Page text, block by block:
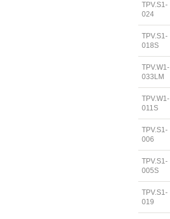
TPV.S1-
024
TPV.S1-
018S
TPV.W1-
033LM
TPV.W1-
011S
TPV.S1-
006
TPV.S1-
005S
TPV.S1-
019